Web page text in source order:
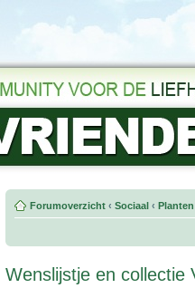
Forumoverzicht ‹ Sociaal ‹
Wenslijstje en collectie